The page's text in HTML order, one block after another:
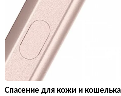
Спасение для кожи и кошелька